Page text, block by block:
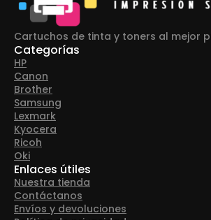
Cartuchos de tinta y toners al mejor
Categorías
HP
Canon
Brother
Samsung
Lexmark
Kyocera
Ricoh
Oki
Enlaces útiles
Nuestra tienda
Contáctanos
Envíos y devoluciones